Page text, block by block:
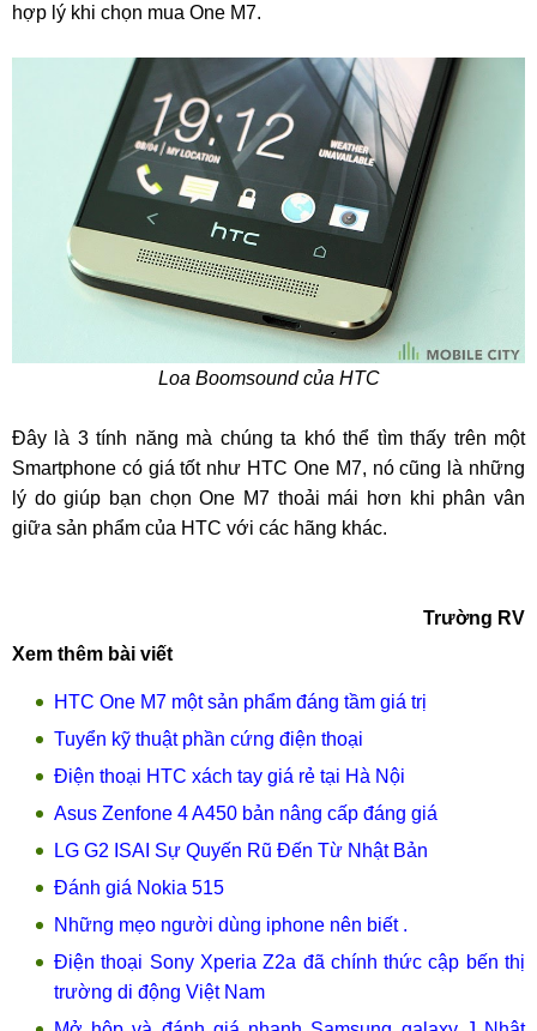
hợp lý khi chọn mua One M7.
Loa Boomsound của HTC
Đây là 3 tính năng mà chúng ta khó thể tìm thấy trên một
Smartphone có giá tốt như HTC One M7, nó cũng là những
lý do giúp bạn chọn One M7 thoải mái hơn khi phân vân
giữa sản phẩm của HTC với các hãng khác.
Trường RV
Xem thêm bài viết
HTC One M7 một sản phẩm đáng tầm giá trị
Tuyển kỹ thuật phần cứng điện thoại
Điện thoại HTC xách tay giá rẻ tại Hà Nội
Asus Zenfone 4 A450 bản nâng cấp đáng giá
LG G2 ISAI Sự Quyến Rũ Đến Từ Nhật Bản
Đánh giá Nokia 515
Những mẹo người dùng iphone nên biết .
Điện thoại Sony Xperia Z2a đã chính thức cập bến thị
trường di động Việt Nam